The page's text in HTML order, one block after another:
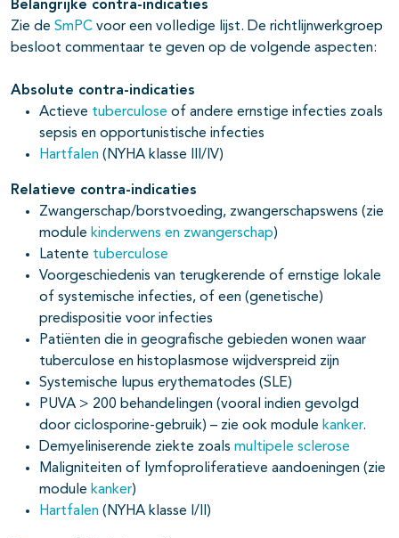
Belangrijke contra-indicaties
Zie de SmPC voor een volledige lijst. De richtlijnwerkgroep
besloot commentaar te geven op de volgende aspecten:
Absolute contra-indicaties
Actieve tuberculose of andere ernstige infecties zoals
sepsis en opportunistische infecties
Hartfalen (NYHA klasse III/IV)
Relatieve contra-indicaties
Zwangerschap/borstvoeding, zwangerschapswens (zie
module kinderwens en zwangerschap)
Latente tuberculose
Voorgeschiedenis van terugkerende of ernstige lokale
of systemische infecties, of een (genetische)
predispositie voor infecties
Patiënten die in geografische gebieden wonen waar
tuberculose en histoplasmose wijdverspreid zijn
Systemische lupus erythematodes (SLE)
PUVA > 200 behandelingen (vooral indien gevolgd
door ciclosporine-gebruik) – zie ook module kanker.
Demyeliniserende ziekte zoals multipele sclerose
Maligniteiten of lymfoproliferatieve aandoeningen (zie
module kanker)
Hartfalen (NYHA klasse I/II)